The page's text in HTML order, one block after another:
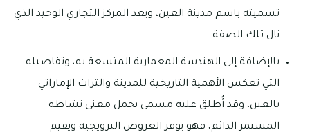
تسميته باسم مدينة العين، ويعد المركز التجاري الوحيد الذي
نال تلك الصفة.
بالإضافة إلى الهندسة المعمارية المتسعة به، وتفاصيله
التي تعكس الأهمية التاريخية للمدينة والتراث الإماراتي
بالعين، وقد أُطلق عليه مسمى يحمل معنى نشاطه
المستمر الدائم، فهو يوفر العروض الترويجية ويقيم